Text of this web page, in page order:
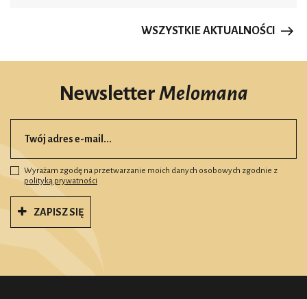
WSZYSTKIE AKTUALNOŚCI
NewsletterMelomana
Wyrażam zgodę na przetwarzanie moich danych osobowych zgodnie z
polityką prywatności
ZAPISZ SIĘ